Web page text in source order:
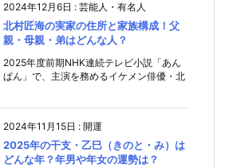
2024年12月6日 : 芸能人・有名人
北村匠海の実家の住所と家族構成！父
親・母親・弟はどんな人？
2025年度前期NHK連続テレビ小説「あん
ぱん」で、主演を務めるイケメン俳優・北
2024年11月15日 : 開運
2025年の干支・乙巳（きのと・み）は
どんな年？年男や年女の運勢は？